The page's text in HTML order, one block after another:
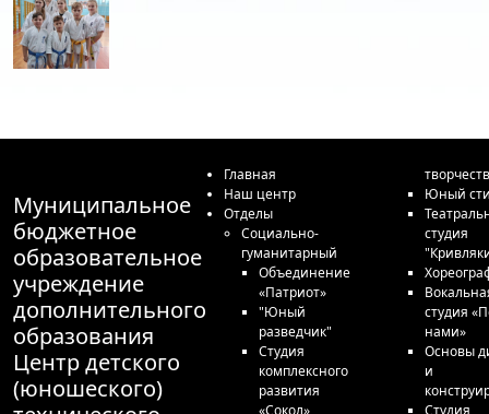
Муниципальное
бюджетное
образовательное
учреждение
дополнительного
образования
Центр детского
(юношеского)
Главная
Наш центр
Отделы
Социально-
гуманитарный
Объединение
«Патриот»
"Юный
разведчик"
Студия
комплексного
развития
«Сокол»
Юный
студия
студия
нами»
Основы
и
Студия